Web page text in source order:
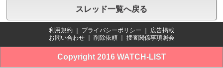
スレッド一覧へ戻る
利用規約 プライバシーポリシー
広告掲載
お問い合わせ
削除依頼 捜査関係事項照会
Copyright 2016 WATCH-LIST